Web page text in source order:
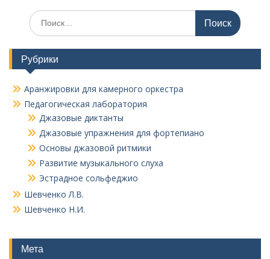
Поиск
по:
Рубрики
Аранжировки для камерного оркестра
Педагогическая лаборатория
Джазовые диктанты
Джазовые упражнения для фортепиано
Основы джазовой ритмики
Развитие музыкального слуха
Эстрадное сольфеджио
Шевченко Л.В.
Шевченко Н.И.
Мета